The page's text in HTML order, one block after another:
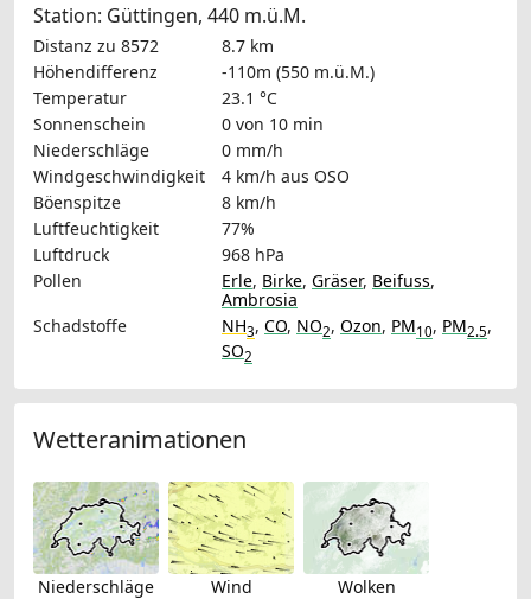
Station: Güttingen, 440 m.ü.M.
Distanz zu 8572
8.7 km
Höhendifferenz
-110m (550 m.ü.M.)
Temperatur
23.1 °C
Sonnenschein
0 von 10 min
Niederschläge
0 mm/h
Windgeschwindigkeit
4 km/h aus OSO
Böenspitze
8 km/h
Luftfeuchtigkeit
77%
Luftdruck
968 hPa
Pollen
Erle, Birke, Gräser, Beifuss,
Ambrosia
Schadstoffe
NH3, CO, NO2, Ozon, PM10, PM2.5,
SO2
Wetteranimationen
Niederschläge Wind Wolken